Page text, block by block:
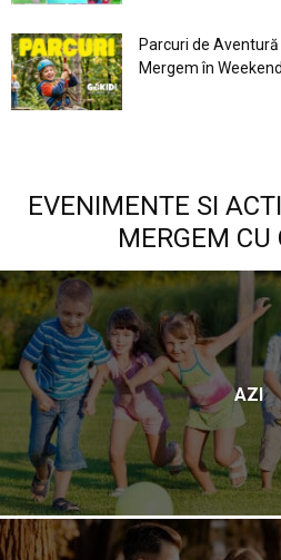
Parcuri de
Mergem în
EVENIMENTE SI
MERGEM CU
AZI